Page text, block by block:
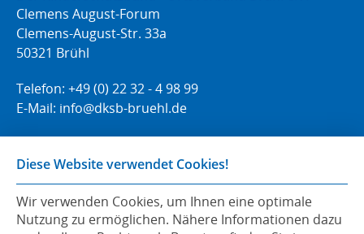
Clemens August-Forum
Clemens-August-Str. 33a
50321 Brühl
Telefon: +49 (0) 22 32 - 4 98 99
E-Mail: info@dksb-bruehl.de
Volltext-Suche
Impressum
Diese Website verwendet Cookies!
Wir verwenden Cookies, um Ihnen eine optimale
Nutzung zu ermöglichen. Nähere Informationen dazu